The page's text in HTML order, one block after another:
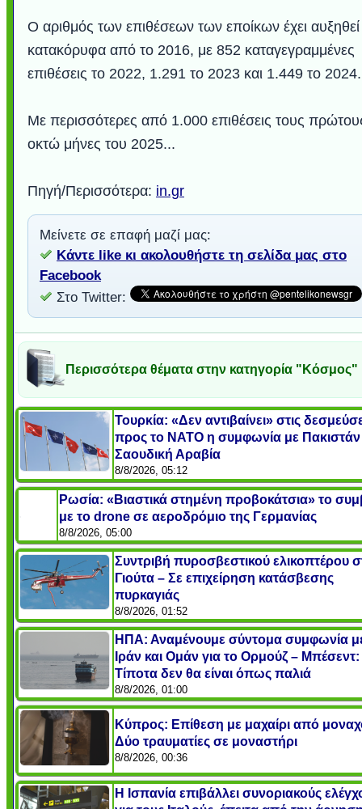
Ο αριθμός των επιθέσεων των εποίκων έχει αυξηθεί
κατακόρυφα από το 2016, με 852 καταγεγραμμένες
επιθέσεις το 2022, 1.291 το 2023 και 1.449 το 2024.
Με περισσότερες από 1.000 επιθέσεις τους
οκτώ μήνες του 2025...
Πηγή/Περισσότερα: in.gr
Μείνετε σε επαφή μαζί μας:
Κάντε like κι ακολουθήστε τη σελίδα μας στο
Facebook
Στο Twitter:
Περισσότερα θέματα στην κατηγορία "Κόσμος"
Τουρκία: «Δεν αντιβαίνει» στις
προς το ΝΑΤΟ η συμφωνία με Πακιστάν
Σαουδική Αραβία
8/8/2026, 05:12
Ρωσία: «Βιαστικά στημένη προβοκάτσια» το
με το drone σε αεροδρόμιο της Γερμανίας
8/8/2026, 05:00
Συντριβή πυροσβεστικού ελικοπτέρου
Γιούτα – Σε επιχείρηση κατάσβεσης
πυρκαγιάς
8/8/2026, 01:52
ΗΠΑ: Αναμένουμε σύντομα συμφωνία
Ιράν και Ομάν για το Ορμούζ – Μπέσεντ:
Τίποτα δεν θα είναι όπως παλιά
8/8/2026, 01:00
Κύπρος: Επίθεση με μαχαίρι από
Δύο τραυματίες σε μοναστήρι
8/8/2026, 00:36
Η Ισπανία επιβάλλει συνοριακούς